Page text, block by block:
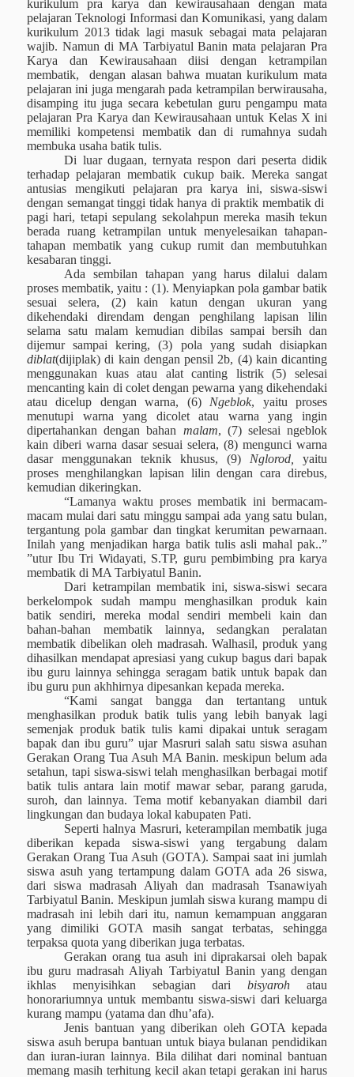
kurikulum pra karya dan kewirausahaan dengan mata
pelajaran Teknologi Informasi dan Komunikasi, yang dalam
kurikulum 2013 tidak lagi masuk sebagai mata pelajaran
wajib. Namun di MA Tarbiyatul Banin mata pelajaran Pra
Karya dan Kewirausahaan diisi dengan ketrampilan
membatik,
dengan alasan bahwa muatan kurikulum mata
pelajaran ini juga mengarah pada ketrampilan berwirausaha,
disamping itu juga secara kebetulan guru pengampu mata
pelajaran Pra Karya dan Kewirausahaan untuk Kelas X ini
memiliki kompetensi membatik dan di rumahnya sudah
membuka usaha batik tulis.
Di luar dugaan, ternyata respon dari peserta didik
terhadap pelajaran membatik cukup baik. Mereka sangat
antusias mengikuti pelajaran pra karya ini, siswa-siswi
dengan semangat tinggi tidak hanya di praktik membatik di
pagi hari, tetapi sepulang sekolahpun mereka masih tekun
berada ruang ketrampilan untuk menyelesaikan tahapan-
tahapan membatik yang cukup rumit dan membutuhkan
kesabaran tinggi.
Ada sembilan tahapan yang harus dilalui dalam
proses membatik, yaitu : (1). Menyiapkan pola gambar batik
sesuai selera, (2) kain katun dengan ukuran yang
dikehendaki direndam dengan penghilang lapisan lilin
selama satu malam kemudian dibilas sampai bersih dan
dijemur sampai kering, (3) pola yang sudah disiapkan
diblat(dijiplak) di kain dengan pensil 2b, (4) kain dicanting
menggunakan kuas atau alat canting listrik (5) selesai
mencanting kain di colet dengan pewarna yang dikehendaki
atau dicelup dengan warna, (6) Ngeblok, yaitu proses
menutupi warna yang dicolet atau warna yang ingin
dipertahankan dengan bahan malam, (7) selesai ngeblok
kain diberi warna dasar sesuai selera, (8) mengunci warna
dasar menggunakan teknik khusus, (9) Nglorod, yaitu
proses menghilangkan lapisan lilin dengan cara direbus,
kemudian dikeringkan.
“Lamanya waktu proses membatik ini bermacam-
macam mulai dari satu minggu sampai ada yang satu bulan,
tergantung pola gambar dan tingkat kerumitan pewarnaan.
Inilah yang menjadikan harga batik tulis asli mahal pak..”
”utur Ibu Tri Widayati, S.TP, guru pembimbing pra karya
membatik di MA Tarbiyatul Banin.
Dari ketrampilan membatik ini, siswa-siswi secara
berkelompok sudah mampu menghasilkan produk kain
batik sendiri, mereka modal sendiri membeli kain dan
bahan-bahan membatik lainnya, sedangkan peralatan
membatik dibelikan oleh madrasah. Walhasil, produk yang
dihasilkan mendapat apresiasi yang cukup bagus dari bapak
ibu guru lainnya sehingga seragam batik untuk bapak dan
ibu guru pun akhhirnya dipesankan kepada mereka.
“Kami sangat bangga dan tertantang untuk
menghasilkan produk batik tulis yang lebih banyak lagi
semenjak produk batik tulis kami dipakai untuk seragam
bapak dan ibu guru” ujar Masruri salah satu siswa asuhan
Gerakan Orang Tua Asuh MA Banin. meskipun belum ada
setahun, tapi siswa-siswi telah menghasilkan berbagai motif
batik tulis antara lain motif mawar sebar, parang garuda,
suroh, dan lainnya. Tema motif kebanyakan diambil dari
lingkungan dan budaya lokal kabupaten Pati.
Seperti halnya Masruri, keterampilan membatik juga
diberikan kepada siswa-siswi yang tergabung dalam
Gerakan Orang Tua Asuh (GOTA). Sampai saat ini jumlah
siswa asuh yang tertampung dalam GOTA ada 26 siswa,
dari siswa madrasah Aliyah dan madrasah Tsanawiyah
Tarbiyatul Banin. Meskipun jumlah siswa kurang mampu di
madrasah ini lebih dari itu, namun kemampuan anggaran
yang dimiliki GOTA masih sangat terbatas, sehingga
terpaksa quota yang diberikan juga terbatas.
Gerakan orang tua asuh ini diprakarsai oleh bapak
ibu guru madrasah Aliyah Tarbiyatul Banin yang dengan
ikhlas menyisihkan sebagian daribisyarohatau
honorariumnya untuk membantu siswa-siswi dari keluarga
kurang mampu (yatama dan dhu’afa).
Jenis bantuan yang diberikan oleh GOTA kepada
siswa asuh berupa bantuan untuk biaya bulanan pendidikan
dan iuran-iuran lainnya. Bila dilihat dari nominal bantuan
memang masih terhitung kecil akan tetapi gerakan ini harus